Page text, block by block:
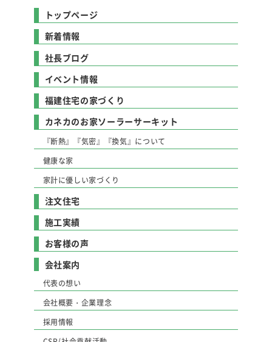
トップページ
新着情報
社長ブログ
イベント情報
福建住宅の家づくり
カネカのお家ソーラーサーキット
『断熱』『気密』『換気』について
健康な家
家計に優しい家づくり
注文住宅
施工実績
お客様の声
会社案内
代表の想い
会社概要・企業理念
採用情報